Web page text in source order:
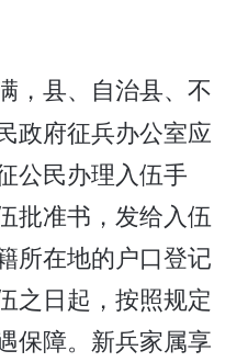
，县、自治县、不
政府征兵办公室应
公民办理入伍手
批准书，发给入伍
所在地的户口登记
之日起，按照规定
保障。新兵家属享